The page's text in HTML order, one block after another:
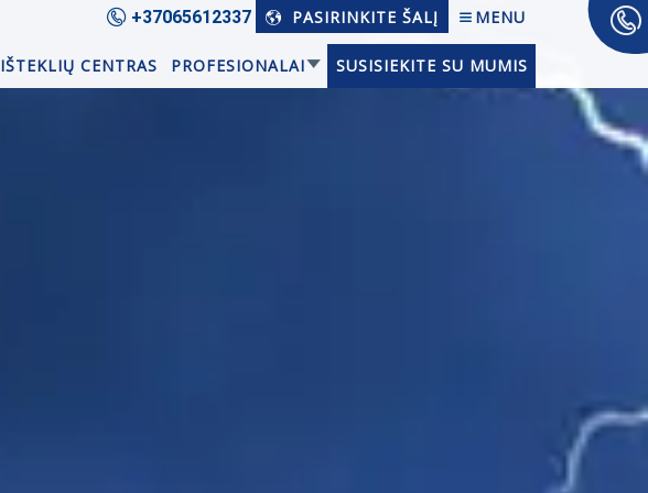
+37065­612337 PASIRINKITE ŠALĮ MENU
IŠTEKLIŲ CENTRAS PROFESIONALAI SUSISIEKITE SU MUMIS